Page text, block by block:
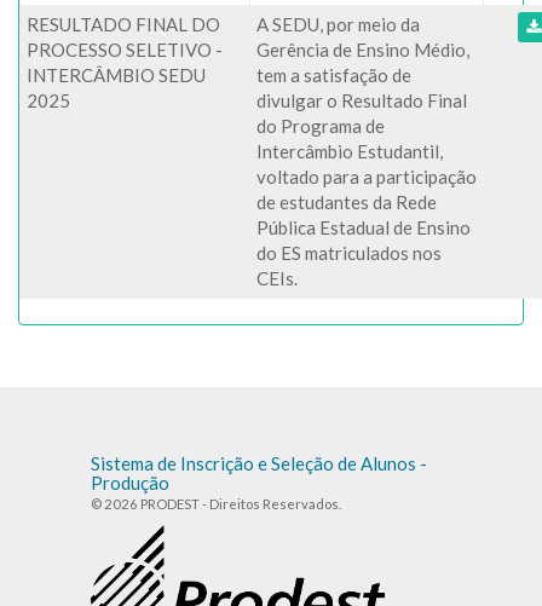
RESULTADO FINAL DO
PROCESSO SELETIVO -
INTERCÂMBIO SEDU
2025
A SEDU, por meio da
Gerência de Ensino Médio,
tem a satisfação de
divulgar o Resultado Final
do Programa de
Intercâmbio Estudantil,
voltado para a participação
de estudantes da Rede
Pública Estadual de Ensino
do ES matriculados nos
CEIs.
Sistema de Inscrição e Seleção de Alunos -
Produção
© 2026 PRODEST - Direitos Reservados.